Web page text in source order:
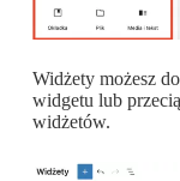
Widżety możesz
widgetu lub
widżetów.